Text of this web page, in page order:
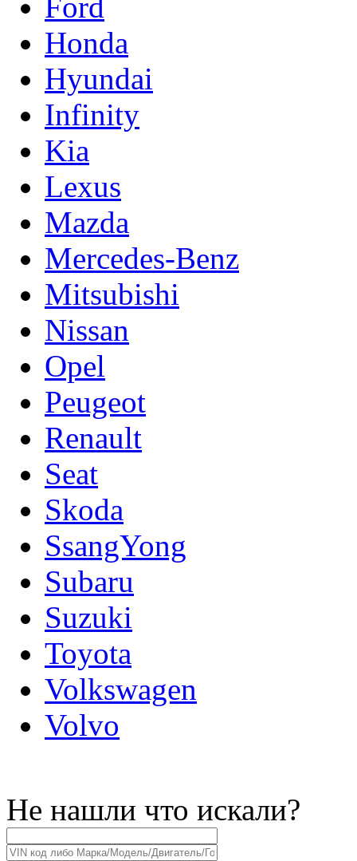
Honda
Hyundai
Infinity
Kia
Lexus
Mazda
Mercedes-Benz
Mitsubishi
Nissan
Opel
Peugeot
Renault
Seat
Skoda
SsangYong
Subaru
Suzuki
Toyota
Volkswagen
Volvo
Не нашли что искали?